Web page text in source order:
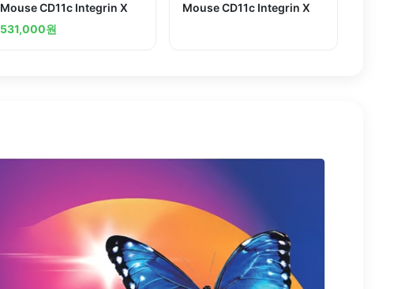
Mouse CD11c Integrin X
531,000원
Mouse CD11c Integrin X